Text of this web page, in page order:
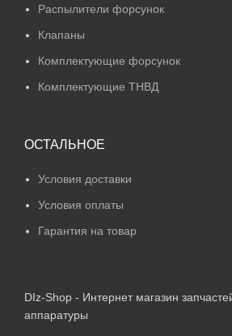
Распылители форсунок
Клапаны
Комплектующие форсунок
Комплектующие ТНВД
ОСТАЛЬНОЕ
Условия доставки
Условия оплаты
Гарантия на товар
DIz-Shop - Интернет магазин
аппаратуры